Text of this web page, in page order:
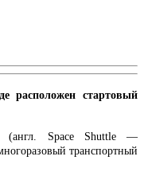
расположен стартовый
(англ. Space Shuttle —
транспортный